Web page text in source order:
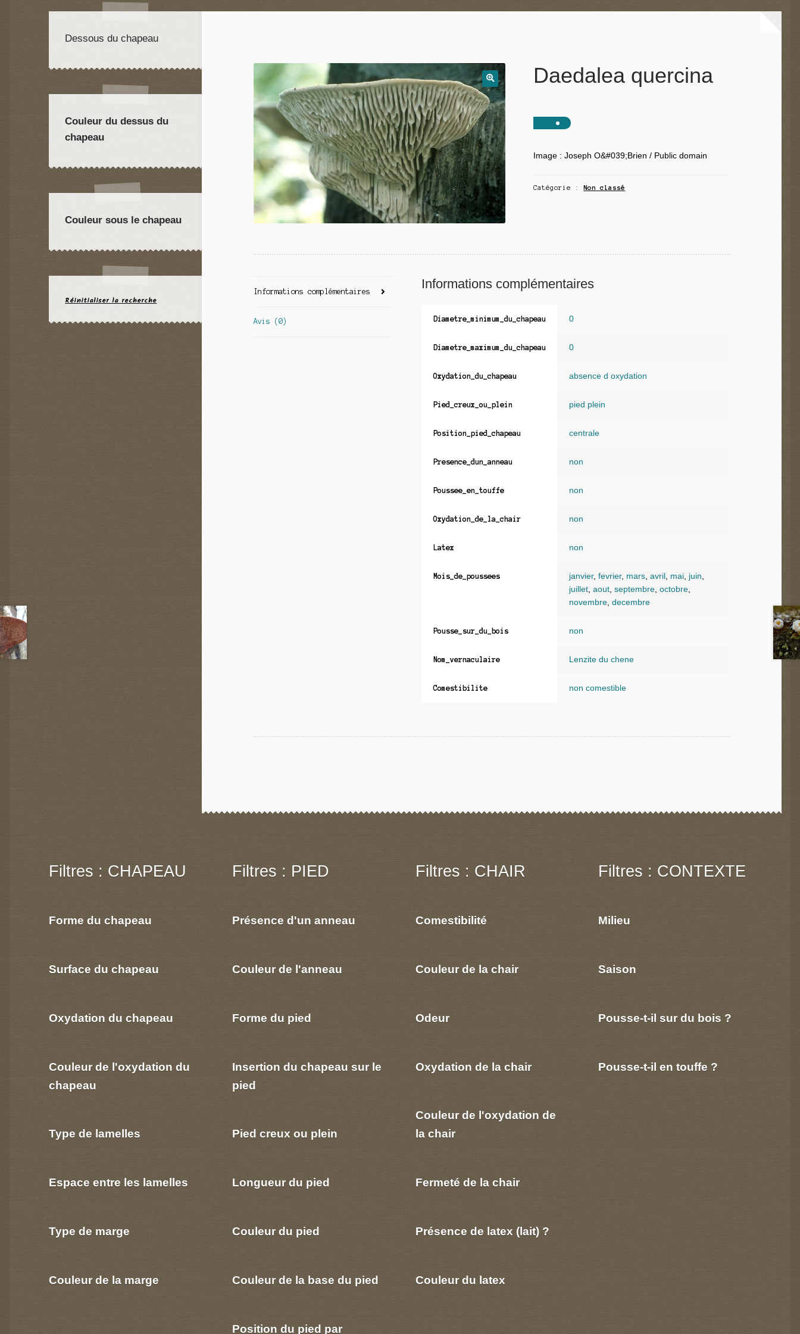
Daedalea quercina
Image : Joseph O&#039;Brien / Public domain
Catégorie :Non classé
Informations complémentaires
Avis (0)
Informations complémentaires
Diametre_minimum_du_chapeau 0
Diametre_maximum_du_chapeau 0
Oxydation_du_chapeau absence d oxydation
Pied_creux_ou_plein pied plein
Position_pied_chapeau centrale
Presence_dun_anneau non
Poussee_en_touffe non
Oxydation_de_la_chair non
Latex non
Mois_de_poussees janvier, fevrier, mars, avril , mai, juin,
juillet, aout, septembre, octobre,
novembre, decembre
Pousse_sur_du_bois non
Nom_vernaculaire Lenzite du chene
Comestibilite non comestible
Dessous du chapeau
Couleur du dessus du
chapeau
Couleur sous le chapeau
Réinitialiser la recherche
Filtres : CHAPEAU
Forme du chapeau
Surface du chapeau
Oxydation du chapeau
Couleur de l'oxydation du
chapeau
Type de lamelles
Espace entre les lamelles
Type de marge
Couleur de la marge
Filtres : PIED
Présence d'un anneau
Couleur de l'anneau
Forme du pied
Insertion du chapeau sur le
pied
Pied creux ou plein
Longueur du pied
Couleur du pied
Couleur de la base du pied
Position du pied par
Filtres : CHAIR
Comestibilité
Couleur de la chair
Odeur
Oxydation de la chair
Couleur de l'oxydation de
la chair
Fermeté de la chair
Présence de latex (lait) ?
Couleur du latex
Filtres : CONTEXTE
Milieu
Saison
Pousse-t-il sur du bois ?
Pousse-t-il en touffe ?